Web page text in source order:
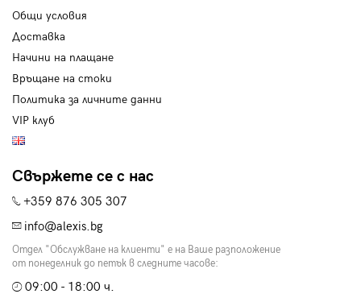
Общи условия
Доставка
Начини на плащане
Връщане на стоки
Политика за личните данни
VIP клуб
Свържете се с нас
+359 876 305 307
info@alexis.bg
Отдел "Обслужване на клиенти" е на Ваше разположение
от понеделник до петък в следните часове:
09:00 - 18:00 ч.